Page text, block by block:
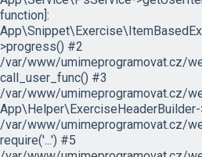
function]:
>progress() #2
/var/www/umimeprogramovat.cz/
call_user_func() #3
/var/www/umimeprogramovat.cz/
/var/www/umimeprogramovat.cz/
require('...') #5